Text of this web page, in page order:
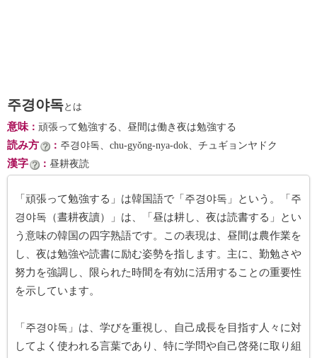
주경야독とは
意味： 頑張って勉強する、昼間は働き夜は勉強する
読み方 ： 주경야독、chu-gyŏng-nya-dok、チュギョンヤドク
漢字 ： 昼耕夜読
「頑張って勉強する」は韓国語で「주경야독」という。「주
경야독（晝耕夜讀）」は、「昼は耕し、夜は読書する」とい
う意味の韓国の四字熟語です。この表現は、昼間は農作業を
し、夜は勉強や読書に励む姿勢を指します。主に、勤勉さや
努力を強調し、限られた時間を有効に活用することの重要性
を示しています。
「주경야독」は、学びを重視し、自己成長を目指す人々に対
してよく使われる言葉であり、特に学問や自己啓発に取り組